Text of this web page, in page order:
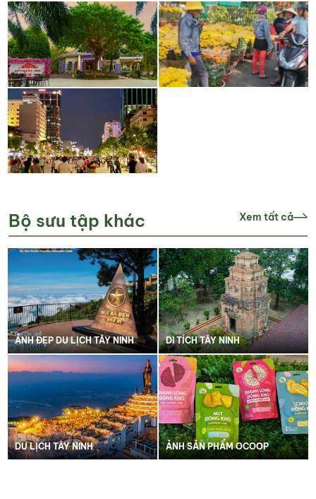
Bộ sưu tập khác Xem tất cả
ẢNH ĐẸP DU LỊCH TÂY NINH DI TÍCH TÂY NINH
DU LỊCH TÂY NINH ẢNH SẢN PHẨM OCOOP